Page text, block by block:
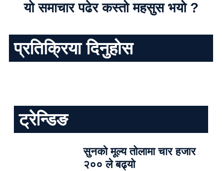
यो समाचार पढेर कस्तो महसुस भयो ?
प्रतिक्रिया दिनुहोस
ट्रेन्डिङ
सुनको मूल्य तोलामा चार हजार
२०० ले बढ्यो